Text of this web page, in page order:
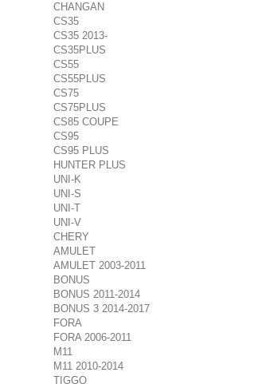
CHANGAN
CS35
CS35 2013-
CS35PLUS
CS55
CS55PLUS
CS75
CS75PLUS
CS85 COUPE
CS95
CS95 PLUS
HUNTER PLUS
UNI-K
UNI-S
UNI-T
UNI-V
CHERY
AMULET
AMULET 2003-2011
BONUS
BONUS 2011-2014
BONUS 3 2014-2017
FORA
FORA 2006-2011
M11
M11 2010-2014
TIGGO